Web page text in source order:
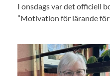
I onsdags var det officiell
”Motivation för lärande för